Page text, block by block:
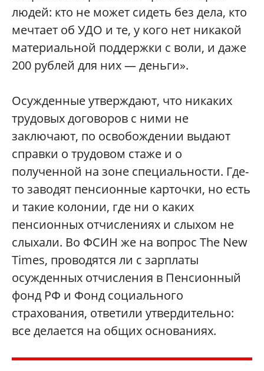
людей: кто не может сидеть без дела, кто
мечтает об УДО и те, у кого нет никакой
материальной поддержки с воли, и даже
200 рублей для них — деньги».
Осужденные утверждают, что никаких
трудовых договоров с ними не
заключают, по освобождении выдают
справки о трудовом стаже и о
полученной на зоне специальности. Где-
то заводят пенсионные карточки, но есть
и такие колонии, где ни о каких
пенсионных отчислениях и слыхом не
слыхали. Во ФСИН же на вопрос The New
Times, проводятся ли с зарплаты
осужденных отчисления в Пенсионный
фонд РФ и Фонд социального
страхования, ответили утвердительно:
все делается на общих основаниях.